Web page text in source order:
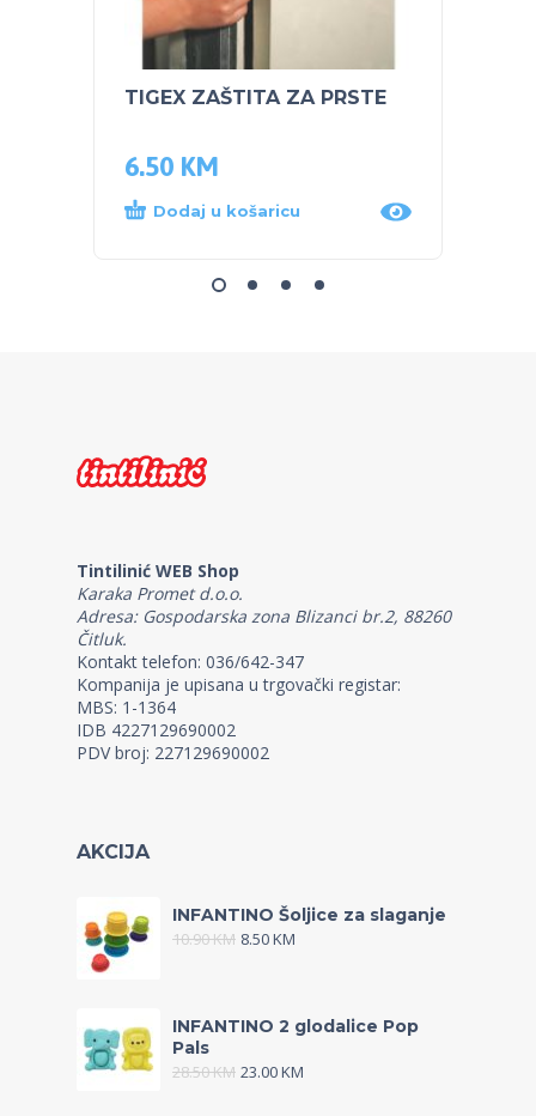
TIGEX ZAŠTITA ZA PRSTE
6.50 KM
Dodaj u košaricu
Tintilinić WEB Shop
Karaka Promet d.o.o.
Adresa: Gospodarska zona Blizanci br.2, 88260
Čitluk.
Kontakt telefon: 036/642-347
Kompanija je upisana u trgovački registar:
MBS: 1-1364
IDB 4227129690002
PDV broj: 227129690002
AKCIJA
INFANTINO Šoljice za slaganje
10.90KM 8.50KM
INFANTINO 2 glodalice Pop
Pals
28.50KM 23.00KM